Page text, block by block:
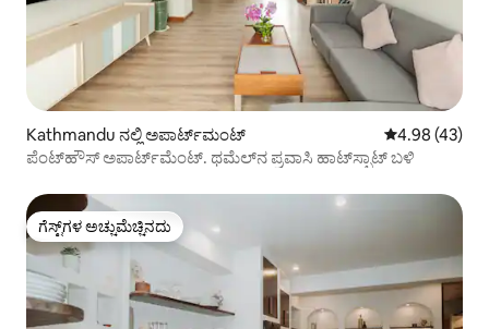
Kathmandu ನಲ್ಲಿ ಅಪಾರ್ಟ್‌ಮಂಟ್ 5 ರಲ್ಲಿ 4.98
4.98 (43)
ಪೆಂಟ್‌ಹೌಸ್ ಅಪಾರ್ಟ್‌ಮೆಂಟ್. ಥಮೆಲ್‌ನ ಪ್ರವಾಸಿ ಹಾಟ್‌ಸ್ಪಾಟ್ ಬಳಿ
ಗೆಸ್ಟ್‌ಗಳ ಅಚ್ಚುಮೆಚ್ಚಿನದು
ಗೆಸ್ಟ್‌ಗಳ ಅಚ್ಚುಮೆಚ್ಚಿನದು